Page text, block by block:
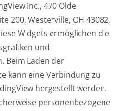
Inc., 470 Olde
200, Westerville, OH 43082,
Widgets ermöglichen die
und
Beim Laden der
kann eine Verbindung zu
hergestellt werden.
personenbezogene